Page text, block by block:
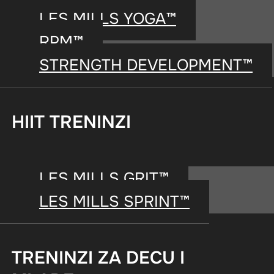
LES MILLS YOGA™
RPM™
STRENGTH DEVELOPMENT™
HIIT TRENINZI
LES MILLS GRIT™
LES MILLS SPRINT™
TRENINZI ZA DECU I